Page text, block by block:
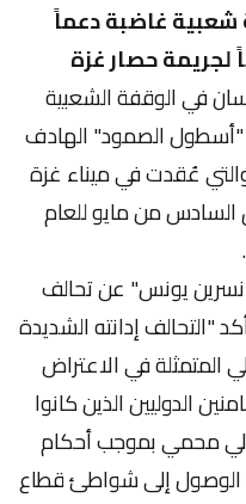
غاضبة دعماً
حصار غزة
في الوقفة الشعبية
"أسطول الصمود" الهادف
عُقدت في ميناء غزة
السادس من مايو للعام
نسرين يونس" عن تحالف
"التحالف إدانته الشديدة
المتمثلة في الاعتراض
الدوليين الذين كانوا
محمي بموجب أحكام
الوصول إلى شواطئ قطاع